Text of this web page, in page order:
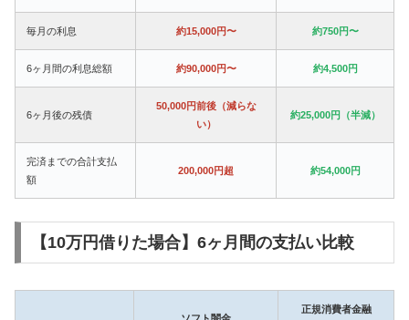
毎月の利息 約15,000円〜 約750円〜
6ヶ月間の利息総額 約90,000円〜 約4,500円
6ヶ月後の残債
50,000円前後（減らな
い）
約25,000円（半減）
完済までの合計支払
額
200,000円超 約54,000円
【10万円借りた場合】6ヶ月間の支払い比較
正規消費者金融